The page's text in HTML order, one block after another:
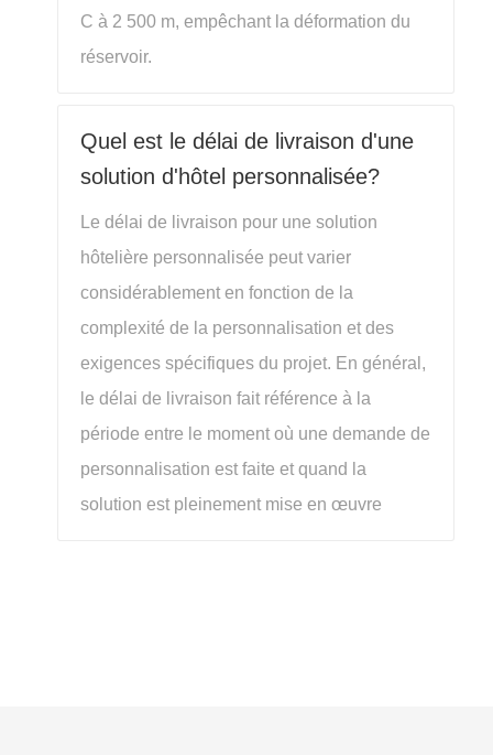
C à 2 500 m, empêchant la déformation du
réservoir.
Quel est le délai de livraison d'une
solution d'hôtel personnalisée?
Le délai de livraison pour une solution
hôtelière personnalisée peut varier
considérablement en fonction de la
complexité de la personnalisation et des
exigences spécifiques du projet. En général,
le délai de livraison fait référence à la
période entre le moment où une demande de
personnalisation est faite et quand la
solution est pleinement mise en œuvre